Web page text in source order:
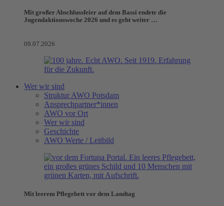
Mit großer Abschlussfeier auf dem Bassi endete die
Jugendaktionswoche 2026 und es geht weiter …
09.07.2026
Wer wir sind
Struktur AWO Potsdam
Ansprechpartner*innen
AWO vor Ort
Wer wir sind
Geschichte
AWO Werte / Leitbild
Mit leerem Pflegebett vor dem Landtag